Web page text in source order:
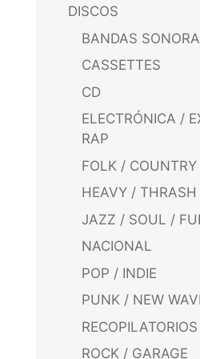
DISCOS
BANDAS
CASSETTES
CD
ELECTRÓNICA /
RAP
FOLK / COUNTRY
HEAVY /
JAZZ / SOUL /
NACIONAL
POP / INDIE
PUNK / NEW
RECOPILATORIOS
ROCK / GARAGE